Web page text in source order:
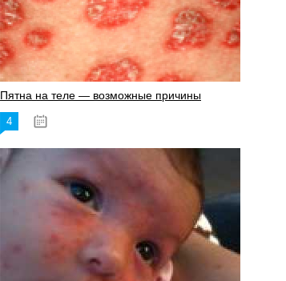
Пятна на теле — возможные причины
4